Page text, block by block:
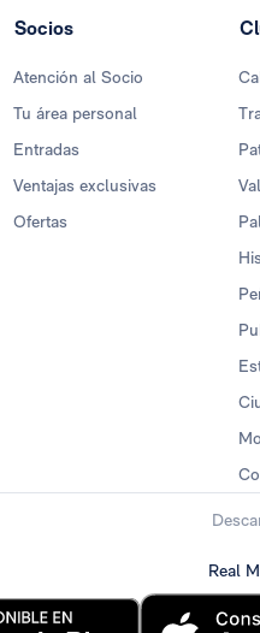
Socios
Atención al Socio
Tu área personal
Entradas
Ventajas exclusivas
Ofertas
Real